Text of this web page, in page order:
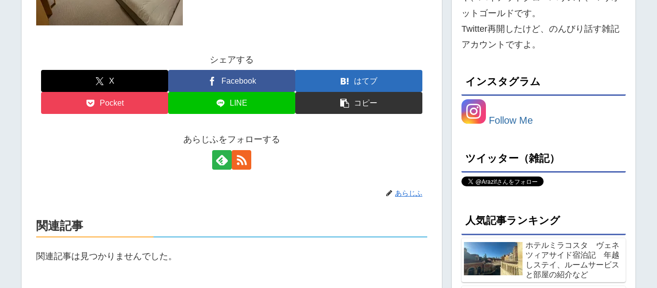
シェアする
X Facebook はてブ
Pocket LINE コピー
あらじふをフォローする
あらじふ
関連記事
関連記事は見つかりませんでした。
ットゴールドです。
Twitter再開したけど、のんびり話す雑記
アカウントですよ。
インスタグラム
Follow Me
ツイッター（雑記）
人気記事ランキング
ホテルミラコスタ ヴェネ
ツィアサイド宿泊記 年越
しステイ、ルームサービス
と部屋の紹介など